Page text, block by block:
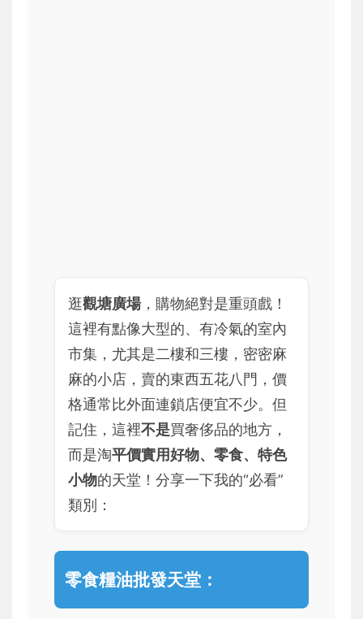
逛觀塘廣場，購物絕對是重頭戲！
這裡有點像大型的、有冷氣的室內
市集，尤其是二樓和三樓，密密麻
麻的小店，賣的東西五花八門，價
格通常比外面連鎖店便宜不少。但
記住，這裡不是買奢侈品的地方，
而是淘平價實用好物、零食、特色
小物的天堂！分享一下我的“必看”
類別：
零食糧油批發天堂：